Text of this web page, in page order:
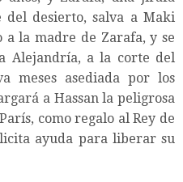
del desierto, salva a Maki
la madre de Zarafa, y se
Alejandría, a la corte del
meses asediada por los
a Hassan la peligrosa
como regalo al Rey de
ayuda para liberar su